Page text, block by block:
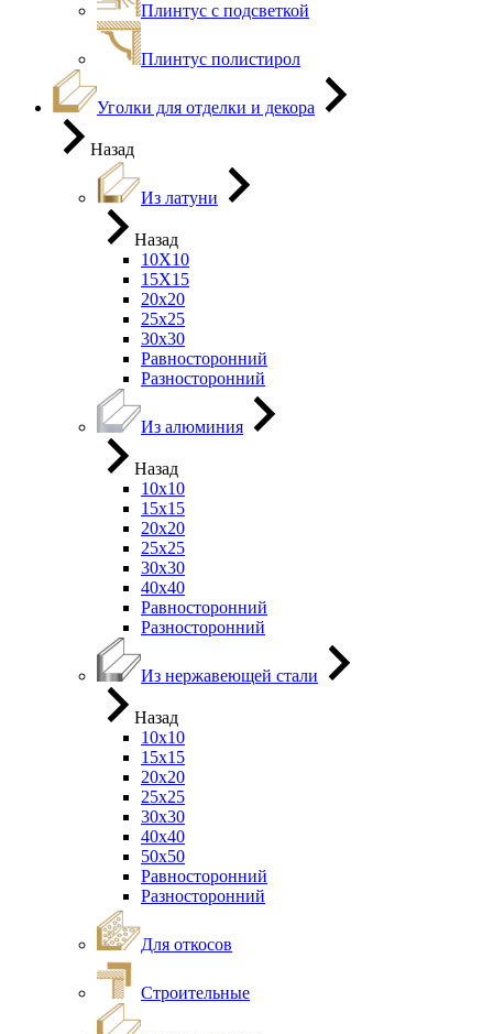
Плинтус с подсветкой
Плинтус полистирол
Уголки для отделки и декора
Назад
Из латуни
Назад
10Х10
15Х15
20х20
25х25
30х30
Равносторонний
Разносторонний
Из алюминия
Назад
10х10
15х15
20х20
25х25
30х30
40х40
Равносторонний
Разносторонний
Из нержавеющей стали
Назад
10х10
15х15
20х20
25х25
30х30
40х40
50х50
Равносторонний
Разносторонний
Для откосов
Строительные